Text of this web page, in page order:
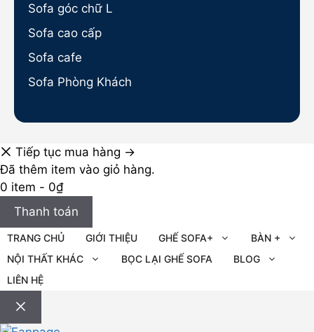
Sofa góc chữ L
Sofa cao cấp
Sofa cafe
Sofa Phòng Khách
Tiếp tục mua hàng →
Đã thêm item vào giỏ hàng.
0 item - 0₫
Thanh toán
TRANG CHỦ GIỚI THIỆU GHẾ SOFA+
BÀN +
NỘI THẤT KHÁC
BỌC LẠI GHẾ SOFA
BLOG
LIÊN HỆ
Đóng